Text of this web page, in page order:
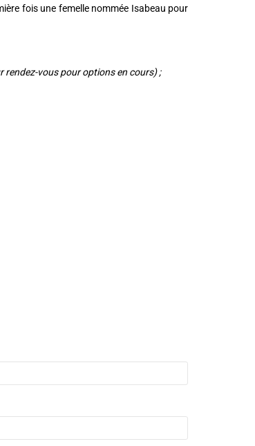
fois une femelle nommée Isabeau pour
rendez-vous pour options en cours) ;